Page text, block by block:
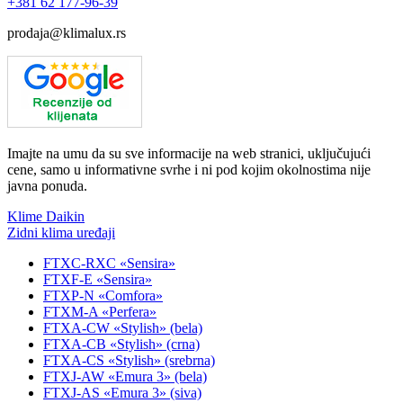
prodaja@klimalux.rs
Imajte na umu da su sve informacije na web stranici, uključujući
cene, samo u informativne svrhe i ni pod kojim okolnostima nije
javna ponuda.
Klime Daikin
Zidni klima uređaji
FTXC-RXC «Sensira»
FTXF-E «Sensira»
FTXP-N «Comfora»
FTXM-A «Perfera»
FTXA-CW «Stylish» (bela)
FTXA-CB «Stylish» (crna)
FTXA-CS «Stylish» (srebrna)
FTXJ-AW «Emura 3» (bela)
FTXJ-AS «Emura 3» (siva)